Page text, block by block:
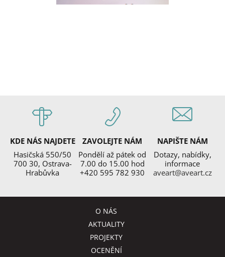
KDE NÁS NAJDETE
Hasičská 550/50
700 30, Ostrava-
Hrabůvka
ZAVOLEJTE NÁM
Pondělí až pátek od
7.00 do 15.00 hod
+420 595 782 930
NAPIŠTE NÁM
Dotazy, nabídky,
informace
aveart@aveart.cz
O NÁS
AKTUALITY
PROJEKTY
OCENĚNÍ